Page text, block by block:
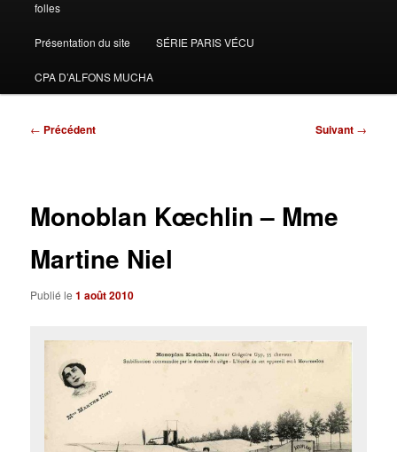
folles
Présentation du site SÉRIE PARIS VÉCU
CPA D’ALFONS MUCHA
Navigation
← Précédent Suivant →
Monoblan Kœchlin – Mme
Martine Niel
Publié le1 août 2010